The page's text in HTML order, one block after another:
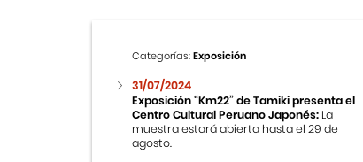
Categorías:Exposición
31/07/2024
Exposición “Km22” de Tamiki presenta el
Centro Cultural Peruano Japonés: La
muestra estará abierta hasta el 29 de
agosto.